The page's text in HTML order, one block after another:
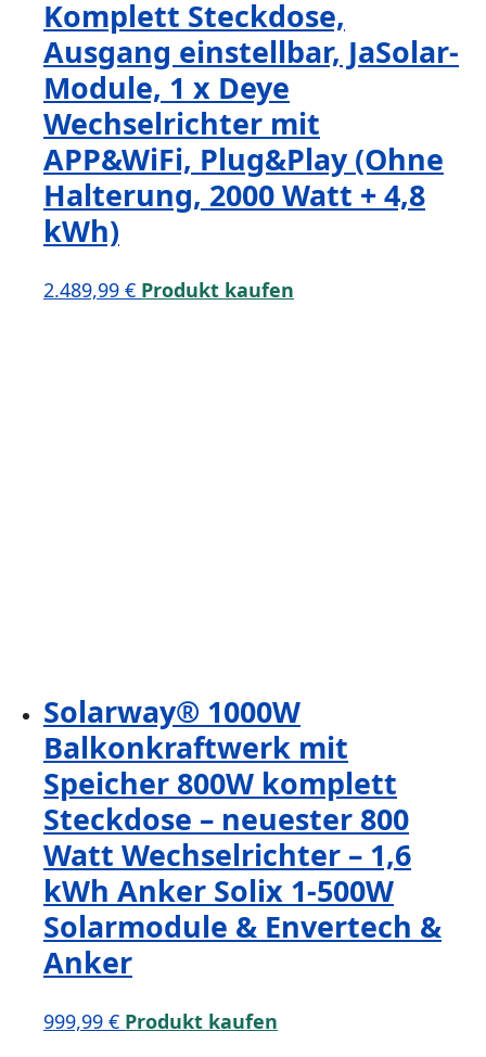
Komplett Steckdose,
Ausgang einstellbar, JaSolar-
Module, 1 x Deye
Wechselrichter mit
APP&WiFi, Plug&Play (Ohne
Halterung, 2000 Watt + 4,8
kWh)
2.489,99 € Produkt kaufen
Solarway® 1000W
Balkonkraftwerk mit
Speicher 800W komplett
Steckdose – neuester 800
Watt Wechselrichter – 1,6
kWh Anker Solix 1-500W
Solarmodule & Envertech &
Anker
999,99 € Produkt kaufen